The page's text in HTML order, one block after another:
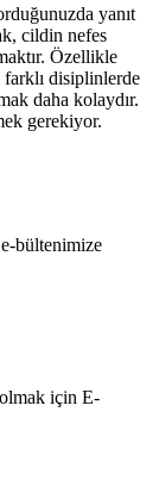
yanıt
cildin nefes
Özellikle
disiplinlerde
daha kolaydır.
gerekiyor.
bültenimize
için E-